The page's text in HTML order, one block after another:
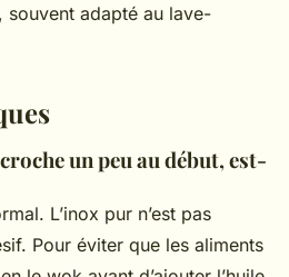
souvent adapté au lave-
un peu au début, est-
L’inox pur n’est pas
Pour éviter que les aliments